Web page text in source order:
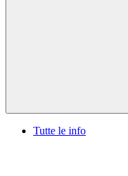
Tutte le info